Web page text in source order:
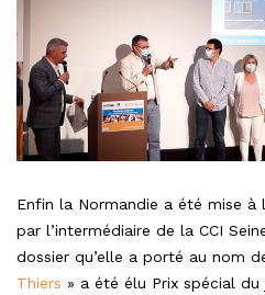
Enfin la Normandie a été mise à
par l’intermédiaire de la CCI
dossier qu’elle a porté au nom
Thiers » a été élu Prix spécial du